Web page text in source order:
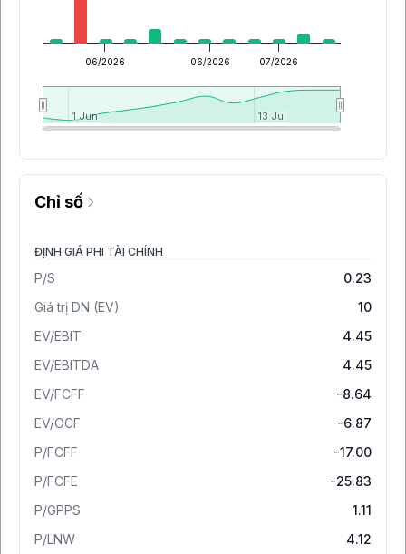
06/2026 06/2026 07/2026
1 Jun
1 Jun 13 Jul
13 Jul
Chỉ số
ĐỊNH GIÁ PHI TÀI CHÍNH
P/S
0.23
Giá trị DN (EV)
10
EV/EBIT
4.45
EV/EBITDA
4.45
EV/FCFF
-8.64
EV/OCF
-6.87
P/FCFF
-17.00
P/FCFE
-25.83
P/GPPS
1.11
P/LNW
4.12